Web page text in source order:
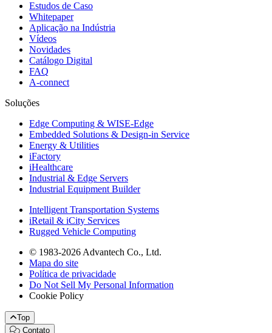
Estudos de Caso
Whitepaper
Aplicação na Indústria
Vídeos
Novidades
Catálogo Digital
FAQ
A-connect
Soluções
Edge Computing & WISE-Edge
Embedded Solutions & Design-in Service
Energy & Utilities
iFactory
iHealthcare
Industrial & Edge Servers
Industrial Equipment Builder
Intelligent Transportation Systems
iRetail & iCity Services
Rugged Vehicle Computing
© 1983-2026 Advantech Co., Ltd.
Mapa do site
Política de privacidade
Do Not Sell My Personal Information
Cookie Policy
Top
Contato